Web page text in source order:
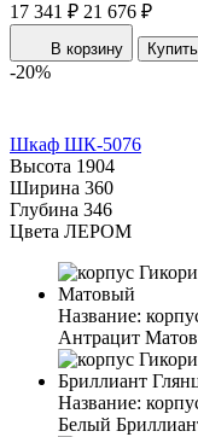
17 341 ₽ 21 676 ₽
В корзину
-20%
Шкаф ШК-5076
Высота 1904
Ширина 360
Глубина 346
Цвета ЛЕРОМ
Название:
Антрацит
Название:
Белый